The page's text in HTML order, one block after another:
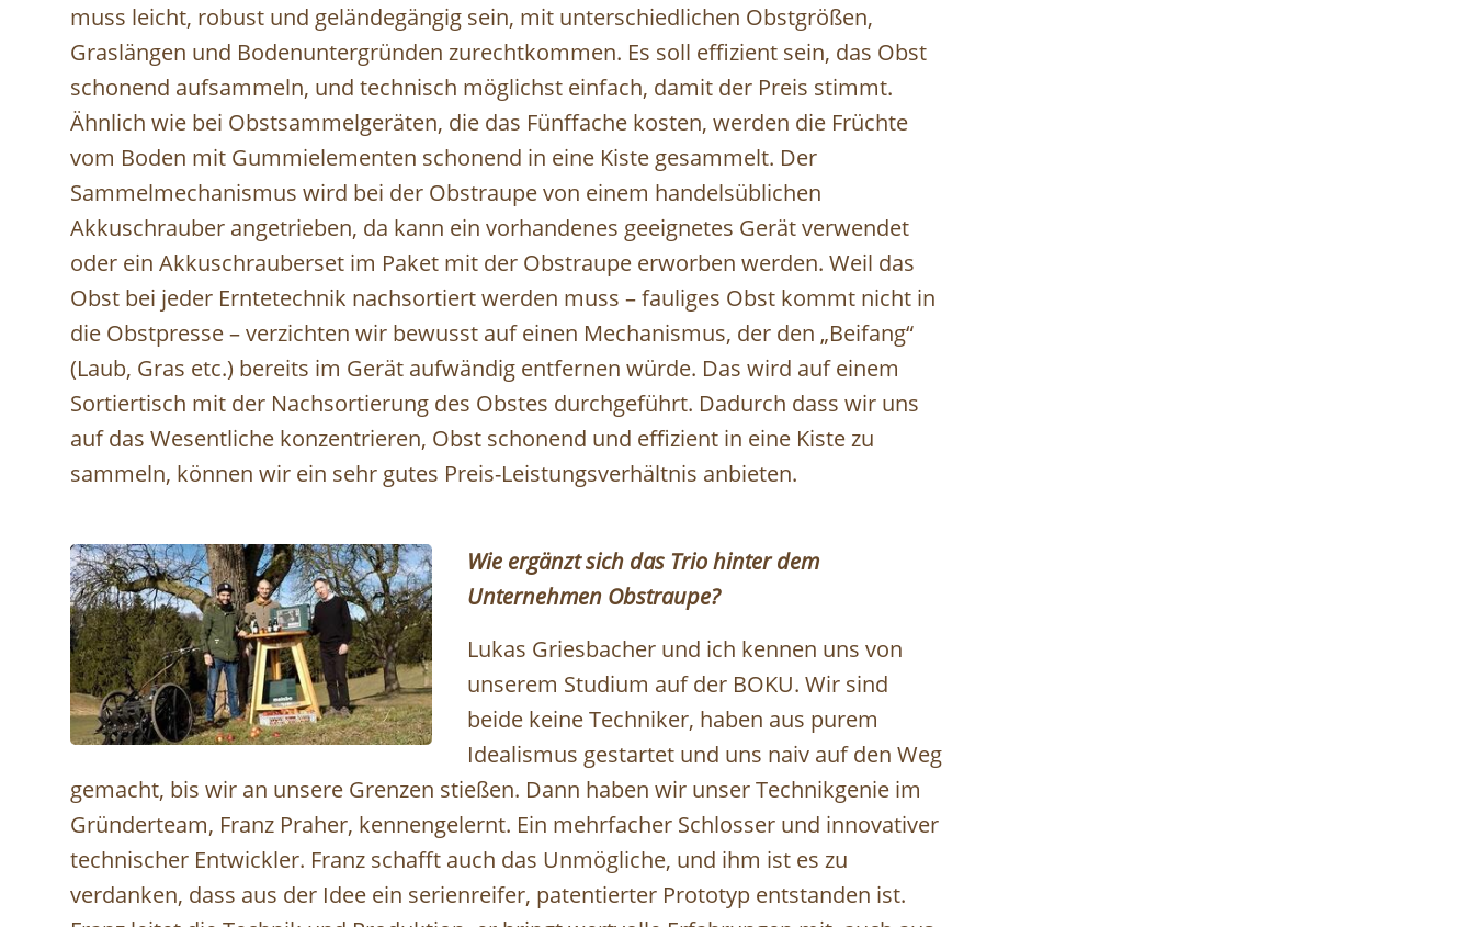
muss leicht, robust und geländegängig sein, mit unterschiedlichen Obstgrößen,
Graslängen und Bodenuntergründen zurechtkommen. Es soll effizient sein, das Obst
schonend aufsammeln, und technisch möglichst einfach, damit der Preis stimmt.
Ähnlich wie bei Obstsammelgeräten, die das Fünffache kosten, werden die Früchte
vom Boden mit Gummielementen schonend in eine Kiste gesammelt. Der
Sammelmechanismus wird bei der Obstraupe von einem handelsüblichen
Akkuschrauber angetrieben, da kann ein vorhandenes geeignetes Gerät verwendet
oder ein Akkuschrauberset im Paket mit der Obstraupe erworben werden. Weil das
Obst bei jeder Erntetechnik nachsortiert werden muss – fauliges Obst kommt nicht in
die Obstpresse – verzichten wir bewusst auf einen Mechanismus, der den „Beifang“
(Laub, Gras etc.) bereits im Gerät aufwändig entfernen würde. Das wird auf einem
Sortiertisch mit der Nachsortierung des Obstes durchgeführt. Dadurch dass wir uns
auf das Wesentliche konzentrieren, Obst schonend und effizient in eine Kiste zu
sammeln, können wir ein sehr gutes Preis-Leistungsverhältnis anbieten.
David, Lukas und Franz (c) David Brunmayr © David, Lukas und Franz (c) David Brunmayr
Wie ergänzt sich das Trio hinter dem
Unternehmen Obstraupe?
Lukas Griesbacher und ich kennen uns von
unserem Studium auf der BOKU. Wir sind
beide keine Techniker, haben aus purem
Idealismus gestartet und uns naiv auf den Weg
gemacht, bis wir an unsere Grenzen stießen. Dann haben wir unser Technikgenie im
Gründerteam, Franz Praher, kennengelernt. Ein mehrfacher Schlosser und innovativer
technischer Entwickler. Franz schafft auch das Unmögliche, und ihm ist es zu
verdanken, dass aus der Idee ein serienreifer, patentierter Prototyp entstanden ist.